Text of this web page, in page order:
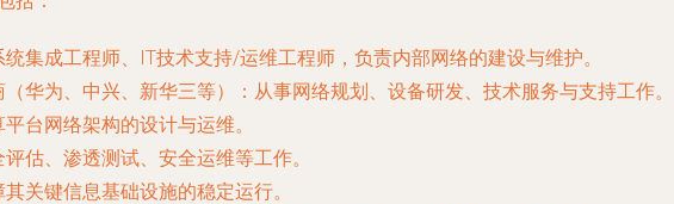
统集成工程师、IT技术支持/运维工程师，负责内部网络的建设与维护。
华为、中兴、新华三等）
：从事网络规划、设备研发、技术服务与支持工作。
台网络架构的设计与运维。
估、渗透测试、安全运维等工作。
其关键信息基础设施的稳定运行。